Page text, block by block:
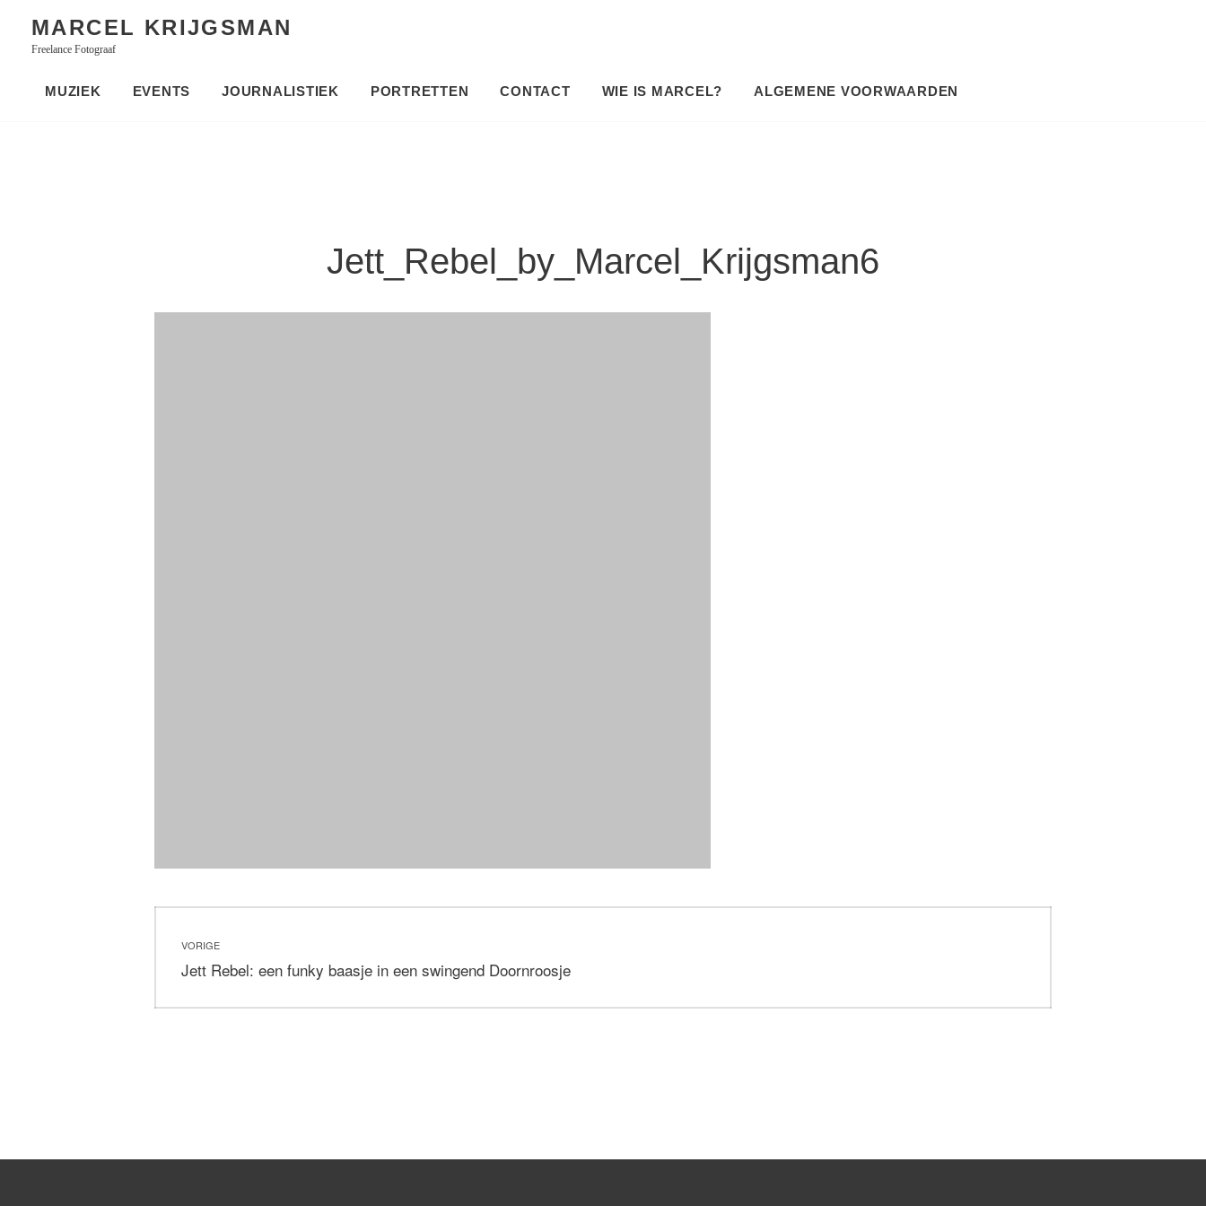
content
MARCEL KRIJGSMAN
Freelance Fotograaf
MUZIEK EVENTS JOURNALISTIEK PORTRETTEN CONTACT WIE IS MARCEL? ALGEMENE VOORWAARDEN
Jett_Rebel_by_Marcel_Krijgsman6
navigatie
VORIGE
Vorig
Jett Rebel: een funky baasje in een swingend Doornroosje